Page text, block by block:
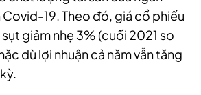
Covid-19. Theo đó, giá cổ phiếu
giảm nhẹ 3% (cuối 2021 so
dù lợi nhuận cả năm vẫn tăng